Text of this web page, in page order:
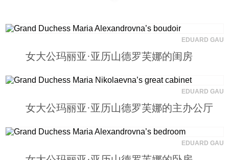
社会
文化
EDUARD GAU
女大公玛丽亚·亚历山德罗芙娜的闺房
EDUARD GAU
女大公玛丽亚·亚历山德罗芙娜的主办公厅
EDUARD GAU